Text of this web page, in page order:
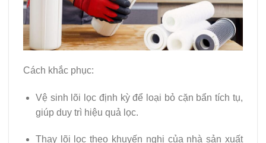
Cách khắc phục:
Vệ sinh lõi lọc định kỳ để loại bỏ cặn bẩn tích tụ,
giúp duy trì hiệu quả lọc.
Thay lõi lọc theo khuyến nghị của nhà sản xuất